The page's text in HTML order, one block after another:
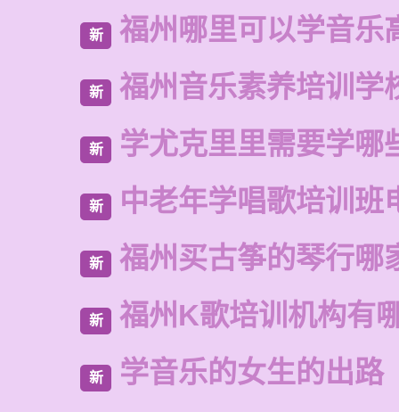
新 福州哪里可以学音乐
新 福州音乐素养培训学
新 学尤克里里需要学哪
新 中老年学唱歌培训班
新 福州买古筝的琴行哪
新 福州K歌培训机构有
新 学音乐的女生的出路